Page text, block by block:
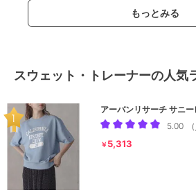
もっとみる
スウェット・トレーナーの人気
アーバンリサーチ サニ
5.00
（
￥ 5,313